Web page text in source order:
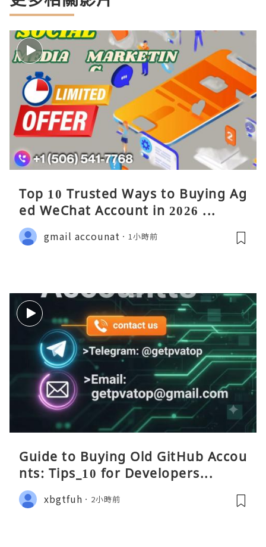
Top 10 Trusted Ways to Buying Ag
ed WeChat Account in 2026 ...
gmail accounat 1小時前
Guide to Buying Old GitHub Accou
nts: Tips_10 for Developers...
xbgtfuh 2小時前